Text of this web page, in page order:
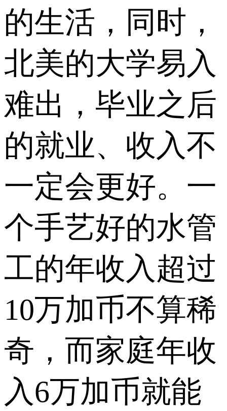
的生活，同时，
北美的大学易入
难出，毕业之后
的就业、收入不
一定会更好。一
个手艺好的水管
工的年收入超过
10万加币不算稀
奇，而家庭年收
入6万加币就能